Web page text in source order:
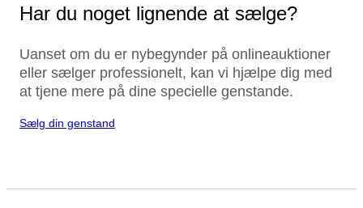
Har du noget lignende at sælge?
Uanset om du er nybegynder på onlineauktioner
eller sælger professionelt, kan vi hjælpe dig med
at tjene mere på dine specielle genstande.
Sælg din genstand